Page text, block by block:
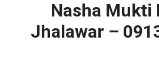
Nasha Mukti
Jhalawar –